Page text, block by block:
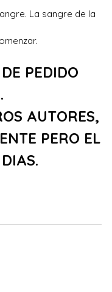
La sangre de la
PEDIDO
AUTORES,
PERO EL